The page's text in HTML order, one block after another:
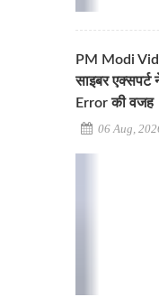
PM Modi
साइबर एक्सपर्ट
Error की वजह
06 Aug,